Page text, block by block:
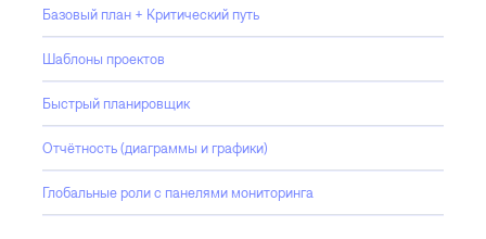
Базовый план + Критический путь
Шаблоны проектов
Быстрый планировщик
Отчётность (диаграммы и графики)
Глобальные роли с панелями мониторинга